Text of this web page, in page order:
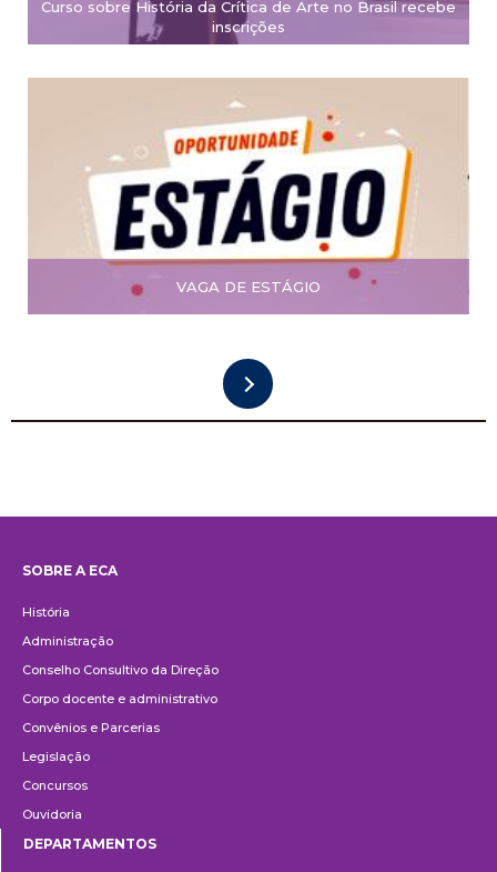
Curso sobre História da Crítica de Arte no Brasil recebe
inscrições
VAGA DE ESTÁGIO
SOBRE A ECA
História
Administração
Conselho Consultivo da Direção
Corpo docente e administrativo
Convênios e Parcerias
Legislação
Concursos
Ouvidoria
DEPARTAMENTOS